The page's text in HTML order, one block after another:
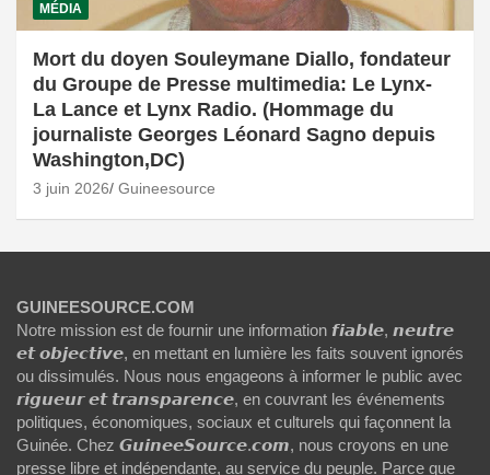
MÉDIA
Mort du doyen Souleymane Diallo, fondateur
du Groupe de Presse multimedia: Le Lynx-
La Lance et Lynx Radio. (Hommage du
journaliste Georges Léonard Sagno depuis
Washington,DC)
3 juin 2026 Guineesource
GUINEESOURCE.COM
Notre mission est de fournir une information 𝙛𝙞𝙖𝙗𝙡𝙚, 𝙣𝙚𝙪𝙩𝙧𝙚
𝙚𝙩 𝙤𝙗𝙟𝙚𝙘𝙩𝙞𝙫𝙚, en mettant en lumière les faits souvent ignorés
ou dissimulés. Nous nous engageons à informer le public avec
𝙧𝙞𝙜𝙪𝙚𝙪𝙧 𝙚𝙩 𝙩𝙧𝙖𝙣𝙨𝙥𝙖𝙧𝙚𝙣𝙘𝙚, en couvrant les événements
politiques, économiques, sociaux et culturels qui façonnent la
Guinée. Chez 𝙂𝙪𝙞𝙣𝙚𝙚𝙎𝙤𝙪𝙧𝙘𝙚.𝙘𝙤𝙢, nous croyons en une
presse libre et indépendante, au service du peuple. Parce que